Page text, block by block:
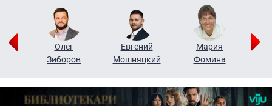
Олег
Зиборов
Евгений
Мошняцкий
Мария
Фомина